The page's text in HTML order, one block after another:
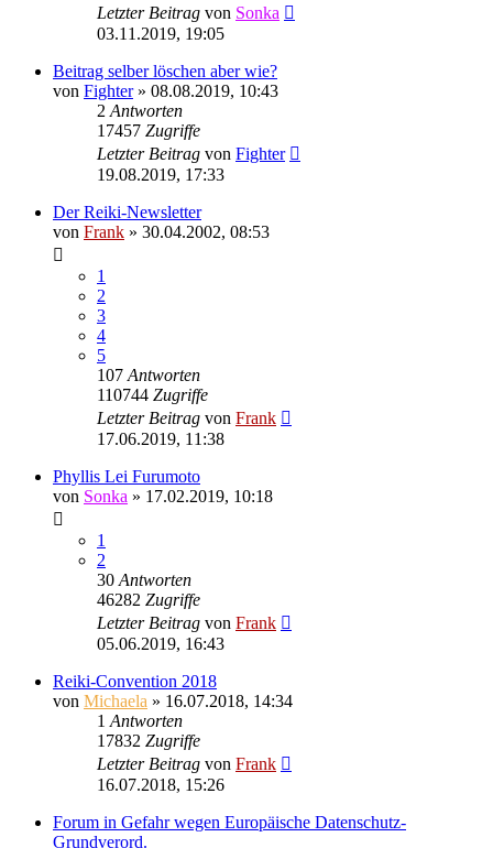
Letzter Beitrag von Sonka
03.11.2019, 19:05
Beitrag selber löschen aber wie?
von Fighter» 08.08.2019, 10:43
2 Antworten
17457 Zugriffe
Letzter Beitrag von Fighter
19.08.2019, 17:33
Der Reiki-Newsletter
von Frank » 30.04.2002, 08:53
1
2
3
4
5
107 Antworten
110744 Zugriffe
Letzter Beitrag von Frank
17.06.2019, 11:38
Phyllis Lei Furumoto
von Sonka » 17.02.2019, 10:18
1
2
30 Antworten
46282 Zugriffe
Letzter Beitrag von Frank
05.06.2019, 16:43
Reiki-Convention 2018
von Michaela » 16.07.2018, 14:34
1 Antworten
17832 Zugriffe
Letzter Beitrag von Frank
16.07.2018, 15:26
Forum in Gefahr wegen Europäische Datenschutz-
Grundverord.